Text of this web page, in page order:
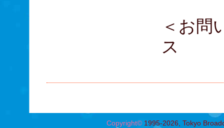
＜お問
ス
Copyright©1995-2026, Tokyo